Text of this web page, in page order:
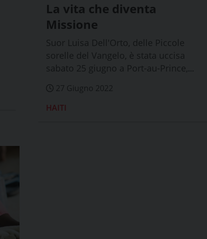
La vita che diventa
Missione
Suor Luisa Dell'Orto, delle Piccole
sorelle del Vangelo, è stata uccisa
sabato 25 giugno a Port-au-Prince,
27 Giugno 2022
HAITI